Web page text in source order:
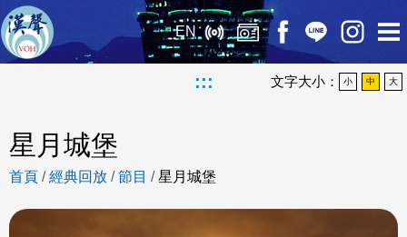
EN
::: 文字大小： 小 中 大
星月城堡
首頁 /經典回放 /節目 /星月城堡